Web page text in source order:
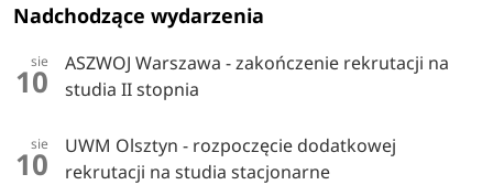
Nadchodzące wydarzenia
sie
10
ASZWOJ Warszawa - zakończenie rekrutacji na
studia II stopnia
sie
10
UWM Olsztyn - rozpoczęcie dodatkowej
rekrutacji na studia stacjonarne